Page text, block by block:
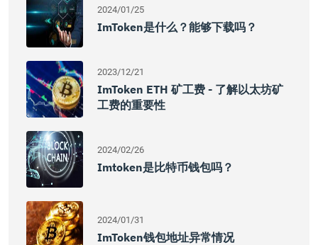
2024/01/25
ImToken是什么？能够下载吗？
2023/12/21
ImToken ETH 矿工费 - 了解以太坊矿
工费的重要性
2024/02/26
Imtoken是比特币钱包吗？
2024/01/31
ImToken钱包地址异常情况